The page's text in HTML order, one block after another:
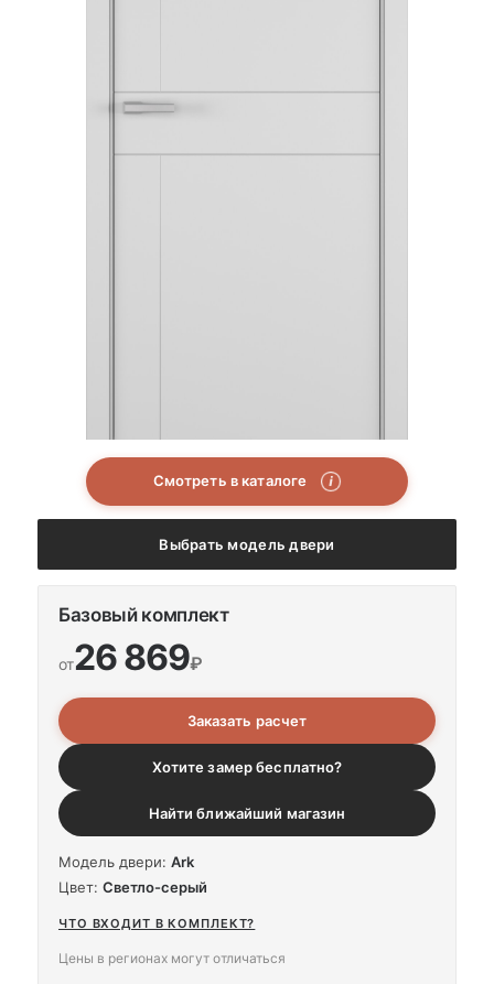
Смотреть в каталоге i
Выбрать модель двери
Базовый комплект
от26 869₽
Заказать расчет
Хотите замер бесплатно?
Найти ближайший магазин
Модель двери: Ark
Цвет: Светло-серый
ЧТО ВХОДИТ В КОМПЛЕКТ?
Цены в регионах могут отличаться